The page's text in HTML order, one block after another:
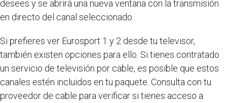
desees y se abrirá una nueva ventana con la transmisión
en directo del canal seleccionado.
Si prefieres ver Eurosport 1 y 2 desde tu televisor,
también existen opciones para ello. Si tienes contratado
un servicio de televisión por cable, es posible que estos
canales estén incluidos en tu paquete. Consulta con tu
proveedor de cable para verificar si tienes acceso a